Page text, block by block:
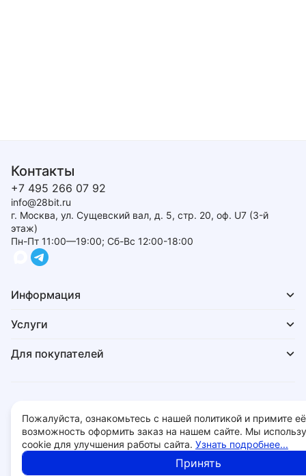
Контакты
+7 495 266 07 92
info@28bit.ru
г. Москва, ул. Сущевский вал, д. 5, стр. 20, оф. U7 (3-й
этаж)
Пн-Пт 11:00—19:00; Сб-Вс 12:00-18:00
Информация
Услуги
Для покупателей
© 2026 - 28bit.ru компьютеры и комплектующие.
Пожалуйста, ознакомьтесь с нашей политикой и примите
возможность оформить заказ на нашем сайте. Мы
cookie для улучшения работы сайта. Узнать подробнее...
Принять